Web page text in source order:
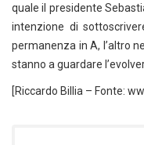
quale il presidente
intenzione di
permanenza in A, l’altro
stanno a guardare
[Riccardo Billia – Fonte: